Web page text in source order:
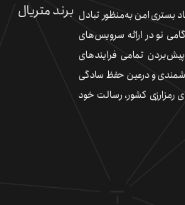
بستری امن به‌منظور تبادل
گامی نو در ارائه سرویس‌های
تمامی فرایندهای
و درعین حفظ سادگی
رمزارزی کشور، رسالت خود
برند متریال